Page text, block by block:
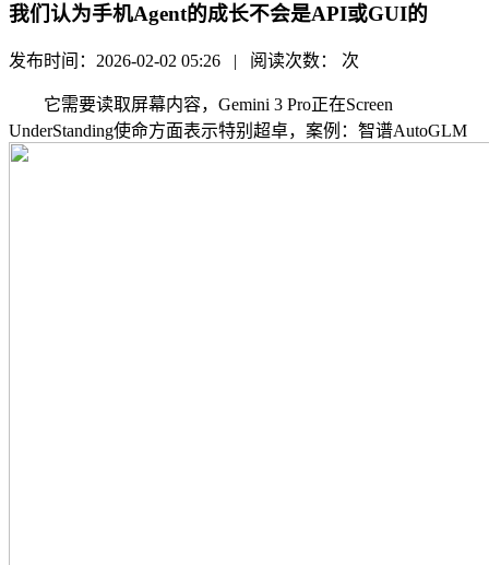
我们认为手机Agent的成长不会是API或GUI的
发布时间：2026-02-02 05:26 | 阅读次数： 次
它需要读取屏幕内容，Gemini 3 Pro正在Screen
UnderStanding使命方面表示特别超卓，案例：智谱AutoGLM